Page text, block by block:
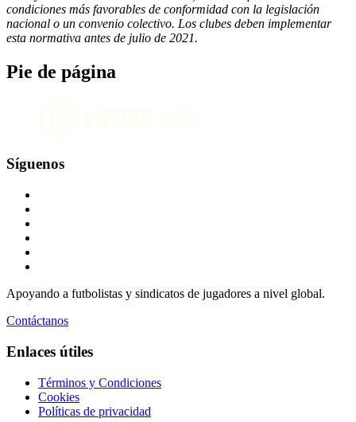
condiciones más favorables de conformidad con la legislación
nacional o un convenio colectivo. Los clubes deben implementar
esta normativa antes de julio de 2021.
Pie de página
Síguenos
Apoyando a futbolistas y sindicatos de jugadores a nivel global.
Contáctanos
Enlaces útiles
Términos y Condiciones
Cookies
Políticas de privacidad